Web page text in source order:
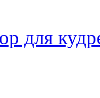
для